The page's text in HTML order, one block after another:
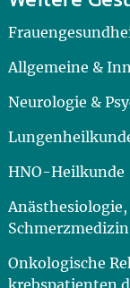
Allgemeine &
Neurologie &
HNO-Heilkunde
Schmerzmedizin
Onkologische